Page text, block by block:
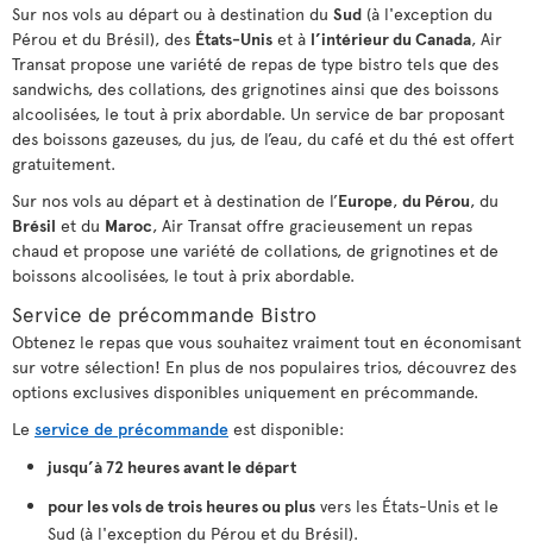
Sur nos vols au départ ou à destination du Sud (à l'exception du
Pérou et du Brésil), des États-Unis et à l’intérieur du Canada, Air
Transat propose une variété de repas de type bistro tels que des
sandwichs, des collations, des grignotines ainsi que des boissons
alcoolisées, le tout à prix abordable. Un service de bar proposant
des boissons gazeuses, du jus, de l’eau, du café et du thé est offert
gratuitement.
Sur nos vols au départ et à destination de l’Europe, du Pérou, du
Brésil et du Maroc, Air Transat offre gracieusement un repas
chaud et propose une variété de collations, de grignotines et de
boissons alcoolisées, le tout à prix abordable.
Service de précommande Bistro
Obtenez le repas que vous souhaitez vraiment tout en économisant
sur votre sélection! En plus de nos populaires trios, découvrez des
options exclusives disponibles uniquement en précommande.
Le service de précommande est disponible:
jusqu’à 72 heures avant le départ
pour les vols de trois heures ou plus vers les États-Unis et le
Sud (à l'exception du Pérou et du Brésil).